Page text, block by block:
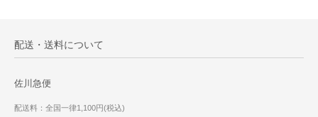
配送・送料について
佐川急便
配送料：全国一律1,100円(税込)